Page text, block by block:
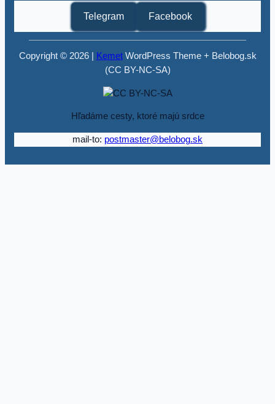
Telegram Facebook
Copyright © 2026 | KemetWordPress Theme + Belobog.sk
(CC BY-NC-SA)
Hľadáme cesty, ktoré majú srdce
mail-to: postmaster@belobog.sk